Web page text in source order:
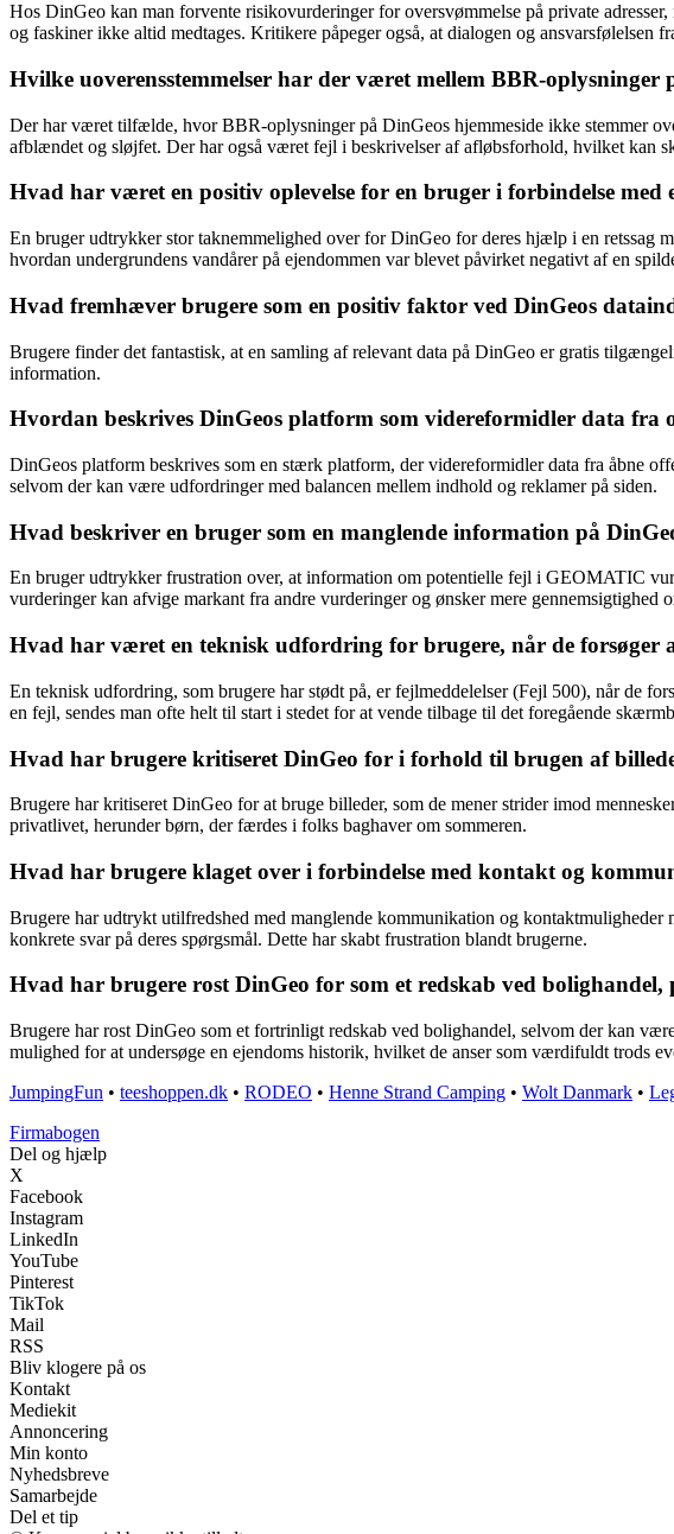
Hos DinGeo kan man forvente risikovurderinger for oversvømmelse på private
og faskiner ikke altid medtages. Kritikere påpeger også, at dialogen og ansvarsfølelsen
Hvilke uoverensstemmelser har der været mellem BBR-oplysninger
Der har været tilfælde, hvor BBR-oplysninger på DinGeos hjemmeside ikke stemmer
afblændet og sløjfet. Der har også været fejl i beskrivelser af afløbsforhold, hvilket kan
Hvad har været en positiv oplevelse for en bruger i forbindelse med
En bruger udtrykker stor taknemmelighed over for DinGeo for deres hjælp i en
hvordan undergrundens vandårer på ejendommen var blevet påvirket negativt af en
Hvad fremhæver brugere som en positiv faktor ved DinGeos
Brugere finder det fantastisk, at en samling af relevant data på DinGeo er gratis
information.
Hvordan beskrives DinGeos platform som videreformidler data fra
DinGeos platform beskrives som en stærk platform, der videreformidler data fra åbne
selvom der kan være udfordringer med balancen mellem indhold og reklamer på siden.
Hvad beskriver en bruger som en manglende information på
En bruger udtrykker frustration over, at information om potentielle fejl i GEOMATIC
vurderinger kan afvige markant fra andre vurderinger og ønsker mere gennemsigtighed
Hvad har været en teknisk udfordring for brugere, når de forsøger
En teknisk udfordring, som brugere har stødt på, er fejlmeddelelser (Fejl 500), når de
en fejl, sendes man ofte helt til start i stedet for at vende tilbage til det foregående
Hvad har brugere kritiseret DinGeo for i forhold til brugen af
Brugere har kritiseret DinGeo for at bruge billeder, som de mener strider imod
privatlivet, herunder børn, der færdes i folks baghaver om sommeren.
Hvad har brugere klaget over i forbindelse med kontakt og
Brugere har udtrykt utilfredshed med manglende kommunikation og
konkrete svar på deres spørgsmål. Dette har skabt frustration blandt brugerne.
Hvad har brugere rost DinGeo for som et redskab ved bolighandel,
Brugere har rost DinGeo som et fortrinligt redskab ved bolighandel, selvom der kan
mulighed for at undersøge en ejendoms historik, hvilket de anser som værdifuldt trods
JumpingFun • teeshoppen.dk • RODEO • Henne Strand Camping • Wolt Danmark •
Firmabogen
Del og hjælp
X
Facebook
Instagram
LinkedIn
YouTube
Pinterest
TikTok
Mail
RSS
Bliv klogere på os
Kontakt
Mediekit
Annoncering
Min konto
Nyhedsbreve
Samarbejde
Del et tip